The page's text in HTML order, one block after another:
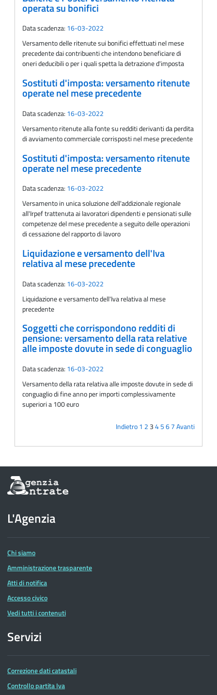
operata su bonifici
Data scadenza: 16-03-2022
Versamento delle ritenute sui bonifici effettuati nel mese
precedente dai contribuenti che intendono beneficiare di
oneri deducibili o per i quali spetta la detrazione d'imposta
Sostituti d'imposta: versamento ritenute
operate nel mese precedente
Data scadenza: 16-03-2022
Versamento ritenute alla fonte su redditi derivanti da perdita
di avviamento commerciale corrisposti nel mese precedente
Sostituti d'imposta: versamento ritenute
operate nel mese precedente
Data scadenza: 16-03-2022
Versamento in unica soluzione dell'addizionale regionale
all'Irpef trattenuta ai lavoratori dipendenti e pensionati sulle
competenze del mese precedente a seguito delle operazioni
di cessazione del rapporto di lavoro
Liquidazione e versamento dell'Iva
relativa al mese precedente
Data scadenza: 16-03-2022
Liquidazione e versamento dell'Iva relativa al mese
precedente
Soggetti che corrispondono redditi di
pensione: versamento della rata relative
alle imposte dovute in sede di conguaglio
Data scadenza: 16-03-2022
Versamento della rata relativa alle imposte dovute in sede di
conguaglio di fine anno per importi complessivamente
superiori a 100 euro
Indietro1 2 34567Avanti
Informazioni
sul
dell'Agenzia
delle
Entrate
L'Agenzia
Chi siamo
Amministrazione trasparente
Atti di notifica
Accesso civico
Vedi tutti i contenuti
Servizi
Correzione dati catastali
Controllo partita Iva